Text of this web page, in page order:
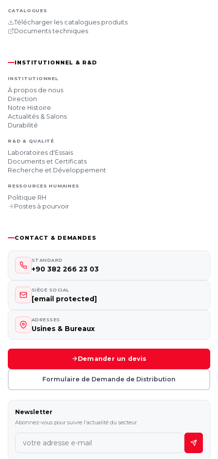
CATALOGUES
Télécharger les catalogues produits
Documents techniques
INSTITUTIONNEL & R&D
INSTITUTIONNEL
À propos de nous
Direction
Notre Histoire
Actualités & Salons
Durabilité
R&D & QUALITÉ
Laboratoires d'Essais
Documents et Certificats
Recherche et Développement
RESSOURCES HUMAINES
Politique RH
Postes à pourvoir
CONTACT & DEMANDES
STANDARD
+90 382 266 23 03
SIÈGE SOCIAL
[email protected]
ADRESSES
Usines & Bureaux
Demander un devis
Formulaire de Demande de Distribution
Newsletter
Abonnez-vous pour suivre l'actualité du secteur.